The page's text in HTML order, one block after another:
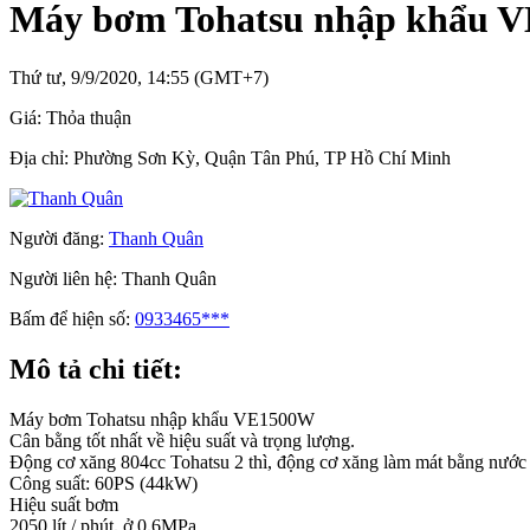
Máy bơm Tohatsu nhập khẩu
Thứ tư, 9/9/2020, 14:55 (GMT+7)
Giá: Thỏa thuận
Địa chỉ: Phường Sơn Kỳ, Quận Tân Phú, TP Hồ Chí Minh
Người đăng: Thanh Quân
Người liên hệ: Thanh Quân
Bấm để hiện số: 0933465***
Mô tả chi tiết:
Máy bơm Tohatsu nhập khẩu VE1500W
Cân bằng tốt nhất về hiệu suất và trọng lượng.
Động cơ xăng 804cc Tohatsu 2 thì, động cơ xăng làm mát bằng nước
Công suất: 60PS (44kW)
Hiệu suất bơm
2050 lít / phút. ở 0,6MPa